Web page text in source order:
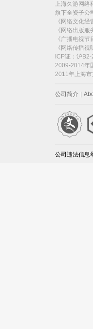
上海久游网
旗下全资子公
《网络文化
《网络出版
《广播电视
《网络传播
ICP证：沪
2009-2014年
2011年上海
公司简介
公司违法信